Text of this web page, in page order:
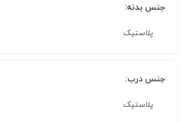
جنس بدنه:
پلاستیک
جنس درب:
پلاستیک